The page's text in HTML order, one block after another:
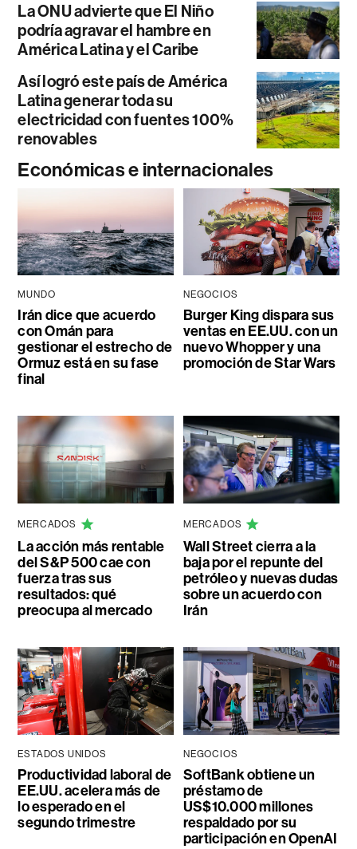
La ONU advierte que El Niño
podría agravar el hambre en
América Latina y el Caribe
Así logró este país de América
Latina generar toda su
electricidad con fuentes 100%
renovables
Económicas e internacionales
MUNDO
Irán dice que acuerdo
con Omán para
gestionar el estrecho de
Ormuz está en su fase
final
NEGOCIOS
Burger King dispara sus
ventas en EE.UU. con un
nuevo Whopper y una
promoción de Star Wars
MERCADOS
La acción más rentable
del S&P 500 cae con
fuerza tras sus
resultados: qué
preocupa al mercado
MERCADOS
Wall Street cierra a la
baja por el repunte del
petróleo y nuevas dudas
sobre un acuerdo con
Irán
ESTADOS UNIDOS
Productividad laboral de
EE.UU. acelera más de
lo esperado en el
segundo trimestre
NEGOCIOS
SoftBank obtiene un
préstamo de
US$10.000 millones
respaldado por su
participación en OpenAI